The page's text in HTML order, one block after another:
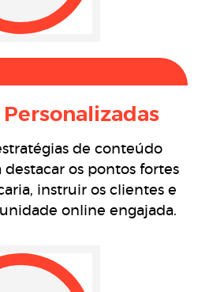
de conteúdo
destacar os pontos fortes
instruir os clientes e
online engajada.